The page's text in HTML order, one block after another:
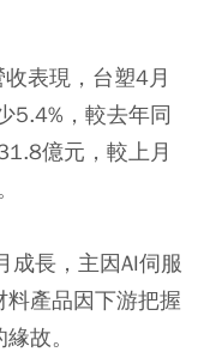
表現，台塑4月
5.4%，較去年同
億元，較上月
成長，主因AI伺服
產品因下游把握
故。